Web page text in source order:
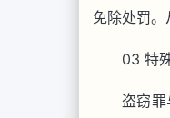
免除处罚。
03 特
盗窃